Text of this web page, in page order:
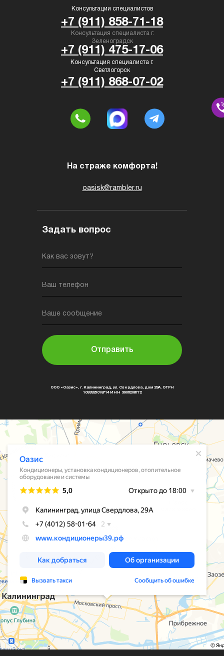
Как вас зовут?
Ваш телефон
Ваше сообщение
Отправить
oasisk@rambler.ru
На страже комфорта!
Консультация специалиста г.
Светлогорск
Консультация специалиста г.
Зеленоградск
Консультации специалистов
+7 (911) 858-71-18
+7 (911) 475-17-06
+7 (911) 868-07-02
Задать вопрос
ООО «Оазис», г. Калининград, ул. Свердлова, дом 29А. ОГРН
1093925018714 ИНН 3906208772